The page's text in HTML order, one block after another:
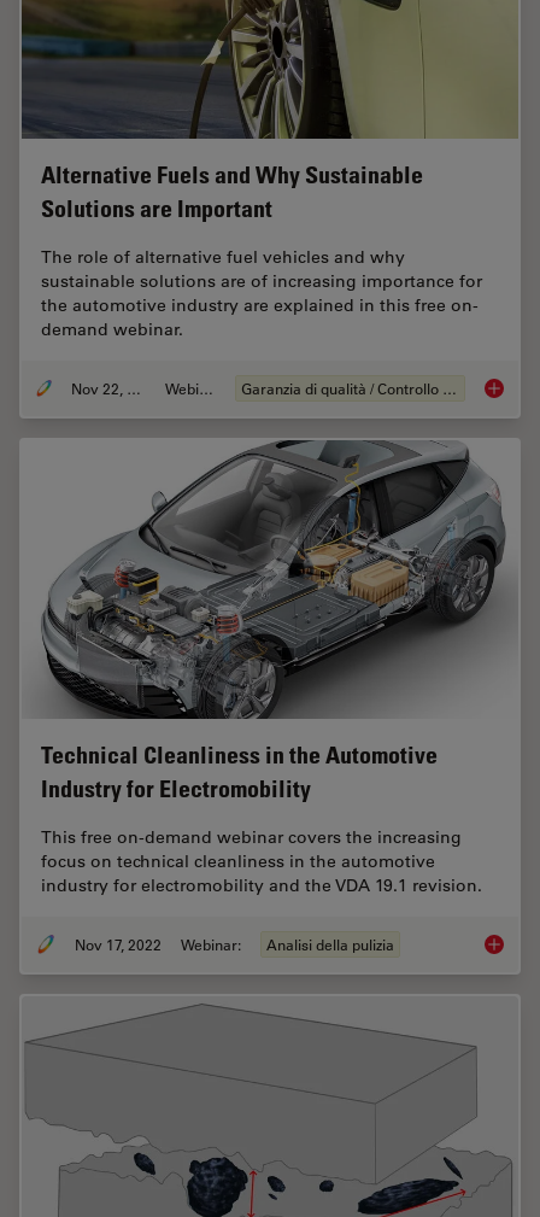
Alternative Fuels and Why Sustainable
Solutions are Important
The role of alternative fuel vehicles and why
sustainable solutions are of increasing importance for
the automotive industry are explained in this free on-
demand webinar.
Nov 22, 2022 Webinar: Garanzia di qualità / Controllo di qualità
Technical Cleanliness in the Automotive
Industry for Electromobility
This free on-demand webinar covers the increasing
focus on technical cleanliness in the automotive
industry for electromobility and the VDA 19.1 revision.
Nov 17, 2022 Webinar: Analisi della pulizia